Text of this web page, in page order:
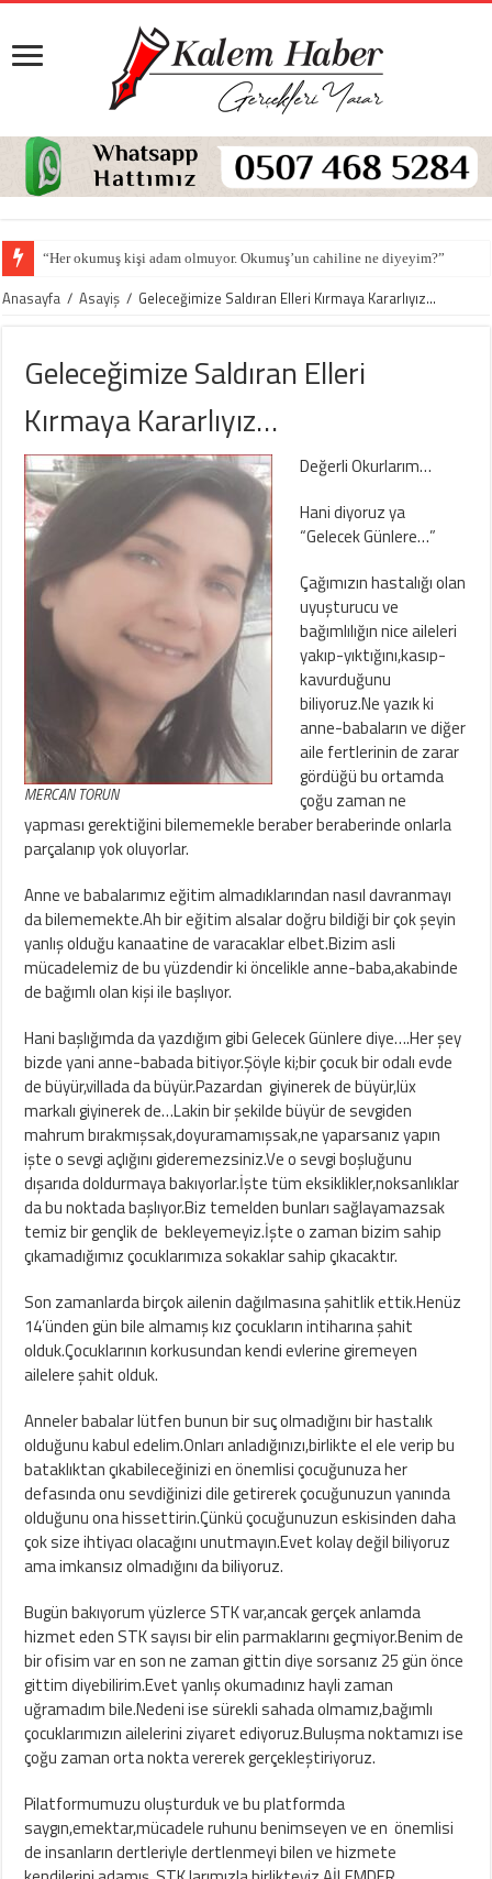
“Her okumuş kişi adam olmuyor. Okumuş’un cahiline ne diyeyim?”
Anasayfa / Asayiş / Geleceğimize Saldıran Elleri Kırmaya Kararlıyız…
Geleceğimize Saldıran Elleri
Kırmaya Kararlıyız…
MERCAN TORUN
Değerli Okurlarım…
Hani diyoruz ya
“Gelecek Günlere…”
Çağımızın hastalığı olan
uyuşturucu ve
bağımlılığın nice aileleri
yakıp-yıktığını,kasıp-
kavurduğunu
biliyoruz.Ne yazık ki
anne-babaların ve diğer
aile fertlerinin de zarar
gördüğü bu ortamda
çoğu zaman ne
yapması gerektiğini bilememekle beraber beraberinde onlarla
parçalanıp yok oluyorlar.
Anne ve babalarımız eğitim almadıklarından nasıl davranmayı
da bilememekte.Ah bir eğitim alsalar doğru bildiği bir çok şeyin
yanlış olduğu kanaatine de varacaklar elbet.Bizim asli
mücadelemiz de bu yüzdendir ki öncelikle anne-baba,akabinde
de bağımlı olan kişi ile başlıyor.
Hani başlığımda da yazdığım gibi Gelecek Günlere diye….Her şey
bizde yani anne-babada bitiyor.Şöyle ki;bir çocuk bir odalı evde
de büyür,villada da büyür.Pazardan giyinerek de büyür,lüx
markalı giyinerek de…Lakin bir şekilde büyür de sevgiden
mahrum bırakmışsak,doyuramamışsak,ne yaparsanız yapın
işte o sevgi açlığını gideremezsiniz.Ve o sevgi boşluğunu
dışarıda doldurmaya bakıyorlar.İşte tüm eksiklikler,noksanlıklar
da bu noktada başlıyor.Biz temelden bunları sağlayamazsak
temiz bir gençlik de bekleyemeyiz.İşte o zaman bizim sahip
çıkamadığımız çocuklarımıza sokaklar sahip çıkacaktır.
Son zamanlarda birçok ailenin dağılmasına şahitlik ettik.Henüz
14’ünden gün bile almamış kız çocukların intiharına şahit
olduk.Çocuklarının korkusundan kendi evlerine giremeyen
ailelere şahit olduk.
Anneler babalar lütfen bunun bir suç olmadığını bir hastalık
olduğunu kabul edelim.Onları anladığınızı,birlikte el ele verip bu
bataklıktan çıkabileceğinizi en önemlisi çocuğunuza her
defasında onu sevdiğinizi dile getirerek çocuğunuzun yanında
olduğunu ona hissettirin.Çünkü çocuğunuzun eskisinden daha
çok size ihtiyacı olacağını unutmayın.Evet kolay değil biliyoruz
ama imkansız olmadığını da biliyoruz.
Bugün bakıyorum yüzlerce STK var,ancak gerçek anlamda
hizmet eden STK sayısı bir elin parmaklarını geçmiyor.Benim de
bir ofisim var en son ne zaman gittin diye sorsanız 25 gün önce
gittim diyebilirim.Evet yanlış okumadınız hayli zaman
uğramadım bile.Nedeni ise sürekli sahada olmamız,bağımlı
çocuklarımızın ailelerini ziyaret ediyoruz.Buluşma noktamızı ise
çoğu zaman orta nokta vererek gerçekleştiriyoruz.
Pilatformumuzu oluşturduk ve bu platformda
saygın,emektar,mücadele ruhunu benimseyen ve en önemlisi
de insanların dertleriyle dertlenmeyi bilen ve hizmete